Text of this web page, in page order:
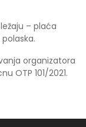
– plaća
organizatora
OTP 101/2021.